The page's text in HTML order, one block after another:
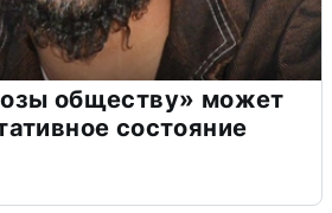
обществу» может
состояние